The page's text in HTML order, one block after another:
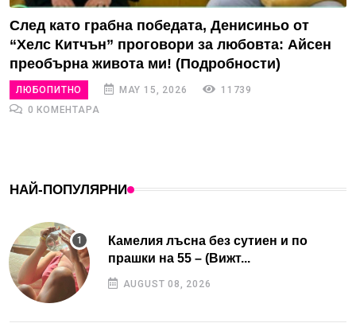
След като грабна победата, Денисиньо от
“Хелс Китчън” проговори за любовта: Айсен
преобърна живота ми! (Подробности)
ЛЮБОПИТНО MAY 15, 2026
11739
0 КОМЕНТАРА
НАЙ-ПОПУЛЯРНИ
Камелия лъсна без сутиен и по
прашки на 55 – (Вижт...
AUGUST 08, 2026